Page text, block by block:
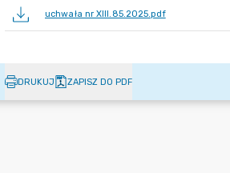
uchwała nr XIII.85.2025.pdf
DRUKUJ ZAPISZ DO PDF